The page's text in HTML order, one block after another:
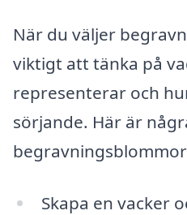
När du väljer
viktigt att tänka på
representerar och
sörjande. Här är
Skapa en vacker